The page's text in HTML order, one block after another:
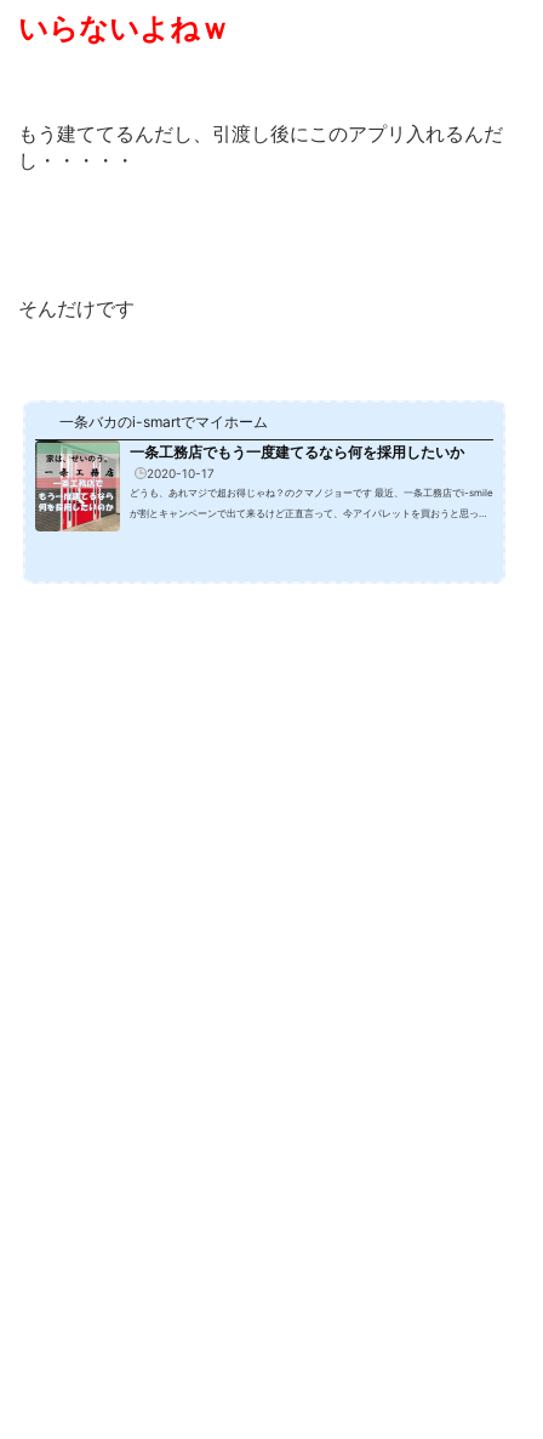
いらないよねｗ
もう建ててるんだし、引渡し後にこのアプリ入れるんだ
し・・・・・
そんだけです
一条バカのi-smartでマイホーム
一条工務店でもう一度建てるなら何を採用したいか
2020-10-17
どうも、あれマジで超お得じゃね？のクマノジョーです 最近、一条工務店でi-smile
が割とキャンペーンで出て来るけど正直言って、今アイパレットを買おうと思って